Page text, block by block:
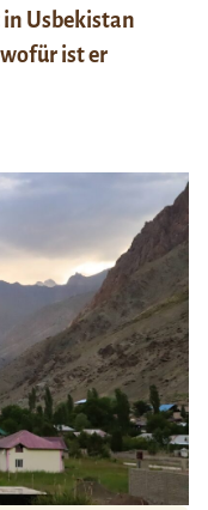
Usbekistan
ist er